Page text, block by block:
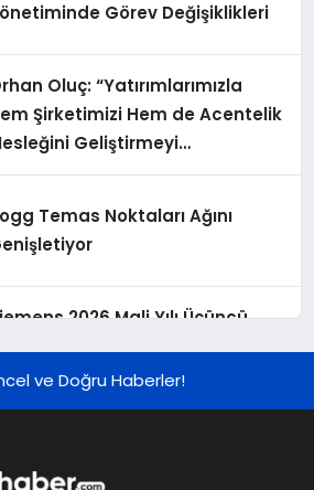
Görev Değişiklikleri
Oluç: “Yatırımlarımızla
Şirketimizi Hem de Acentelik
Geliştirmeyi
Temas Noktaları Ağını
2026 Mali Yılı Üçüncü
Rekor Sipariş, Kâr ve
EPS Beklentisi
Sonuçlarını Açıkladı
ve Doğru Haberler!